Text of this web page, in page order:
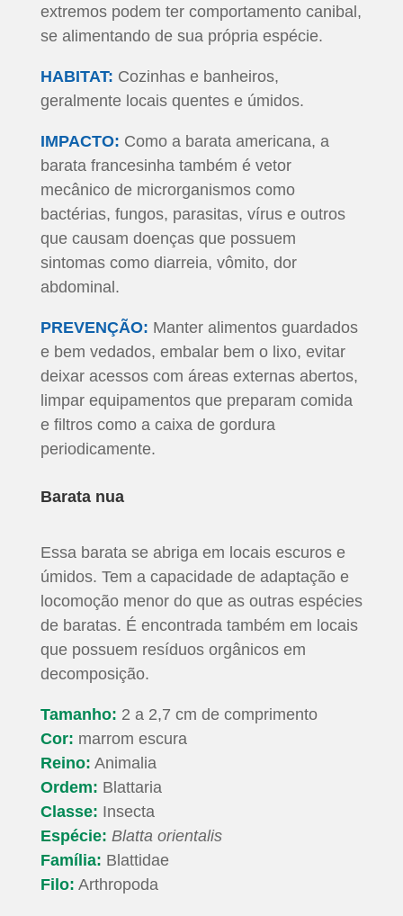
extremos podem ter comportamento canibal,
se alimentando de sua própria espécie.
HABITAT: Cozinhas e banheiros,
geralmente locais quentes e úmidos.
IMPACTO: Como a barata americana, a
barata francesinha também é vetor
mecânico de microrganismos como
bactérias, fungos, parasitas, vírus e outros
que causam doenças que possuem
sintomas como diarreia, vômito, dor
abdominal.
PREVENÇÃO: Manter alimentos guardados
e bem vedados, embalar bem o lixo, evitar
deixar acessos com áreas externas abertos,
limpar equipamentos que preparam comida
e filtros como a caixa de gordura
periodicamente.
Barata nua
Essa barata se abriga em locais escuros e
úmidos. Tem a capacidade de adaptação e
locomoção menor do que as outras espécies
de baratas. É encontrada também em locais
que possuem resíduos orgânicos em
decomposição.
Tamanho: 2 a 2,7 cm de comprimento
Cor: marrom escura
Reino: Animalia
Ordem: Blattaria
Classe: Insecta
Espécie: Blatta orientalis
Família: Blattidae
Filo: Arthropoda